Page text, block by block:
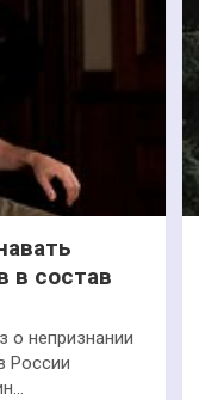
в состав
о непризнании
России